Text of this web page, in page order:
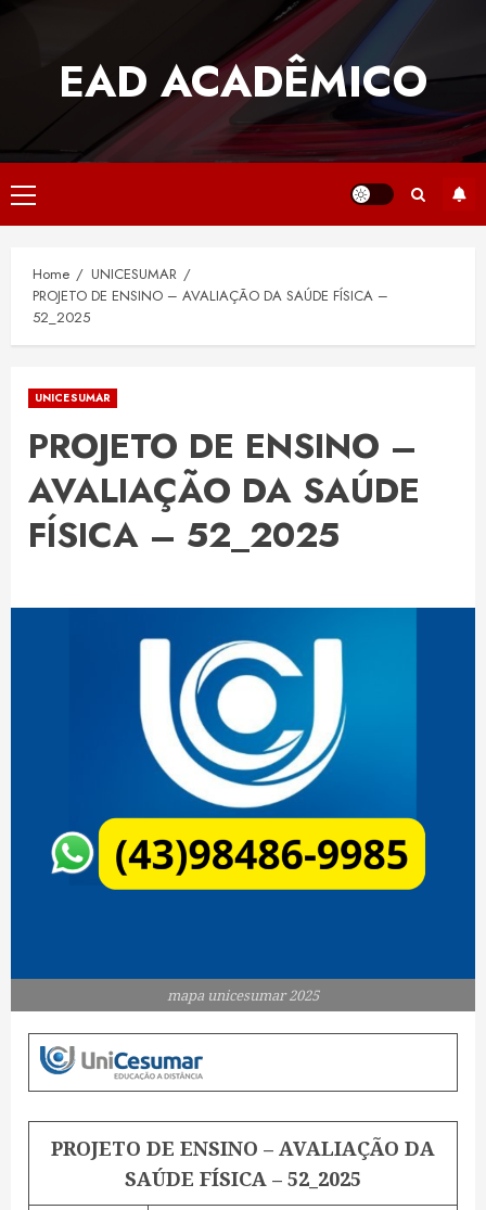
EAD ACADÊMICO
Primary
Menu
Home
UNICESUMAR
PROJETO DE ENSINO – AVALIAÇÃO DA SAÚDE FÍSICA –
52_2025
UNICESUMAR
PROJETO DE ENSINO –
AVALIAÇÃO DA SAÚDE
FÍSICA – 52_2025
mapa unicesumar 2025
PROJETO DE ENSINO – AVALIAÇÃO DA
SAÚDE FÍSICA – 52_2025